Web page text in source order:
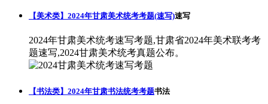
【美术类】2024年甘肃美术统考考题(速写)速写
2024年甘肃美术统考速写考题,甘肃省2024年美术联考考
题速写,2024甘肃美术统考真题公布。
【书法类】2024年甘肃书法统考考题书法